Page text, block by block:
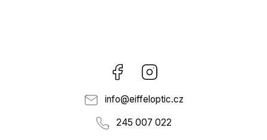
Facebook
info@eiffeloptic.cz
245 007 022